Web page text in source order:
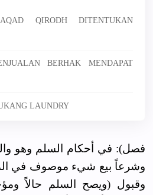
QIRODH DITENTUKAN
BERHAK MENDAPAT
LAUNDRY
فصل): في أحكام السلم وهو
وشرعاً بيع شيء موصوف في
وقبول (ويصح السلم حالاً